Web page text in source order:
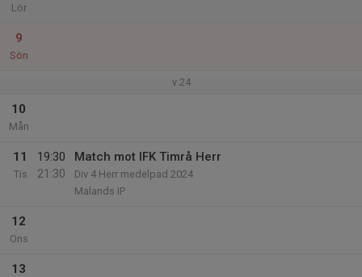
Lör
9
Sön
v.24
10
Mån
11
Tis
19:30
21:30
Match mot IFK Timrå Herr
Div 4 Herr medelpad 2024
Malands IP
12
Ons
13